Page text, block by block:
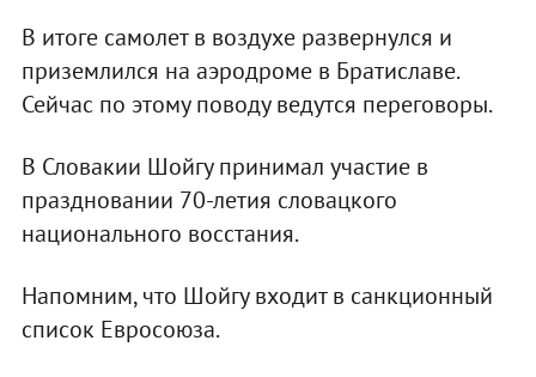
В итоге самолет в воздухе развернулся и
приземлился на аэродроме в Братиславе.
Сейчас по этому поводу ведутся переговоры.
В Словакии Шойгу принимал участие в
праздновании 70-летия словацкого
национального восстания.
Напомним, что Шойгу входит в санкционный
список Евросоюза.